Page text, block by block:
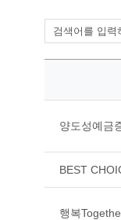
양도성예금
BEST
행복